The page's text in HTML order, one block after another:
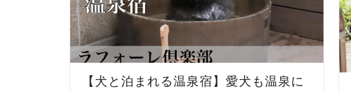
【犬と泊まれる温泉宿】愛犬も温泉に